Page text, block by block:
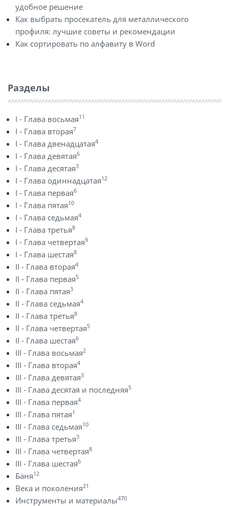
удобное решение
Как выбрать просекатель для металлического
профиля: лучшие советы и рекомендации
Как сортировать по алфавиту в Word
Разделы
I - Глава восьмая11
I - Глава вторая7
I - Глава двенадцатая4
I - Глава девятая6
I - Глава десятая3
I - Глава одиннадцатая12
I - Глава первая6
I - Глава пятая10
I - Глава седьмая4
I - Глава третья8
I - Глава четвертая9
I - Глава шестая8
II - Глава вторая4
II - Глава первая5
II - Глава пятая3
II - Глава седьмая4
II - Глава третья8
II - Глава четвертая5
II - Глава шестая6
III - Глава восьмая2
III - Глава вторая4
III - Глава девятая3
III - Глава десятая и последняя5
III - Глава первая4
III - Глава пятая1
III - Глава седьмая10
III - Глава третья3
III - Глава четвертая8
III - Глава шестая6
Баня12
Века и поколения21
Инструменты и материалы470